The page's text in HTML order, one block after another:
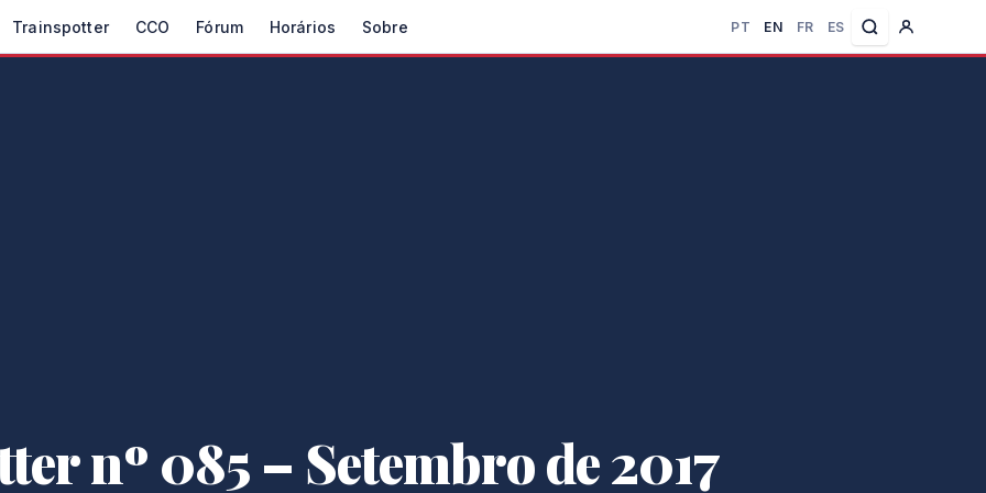
Trainspotter CCO Fórum Horários Sobre PT EN FR ES
nº 085 – Setembro de 2017